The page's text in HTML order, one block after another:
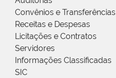
Convênios e Transferências
Receitas e Despesas
Licitações e Contratos
Servidores
Informações Classificadas
SIC